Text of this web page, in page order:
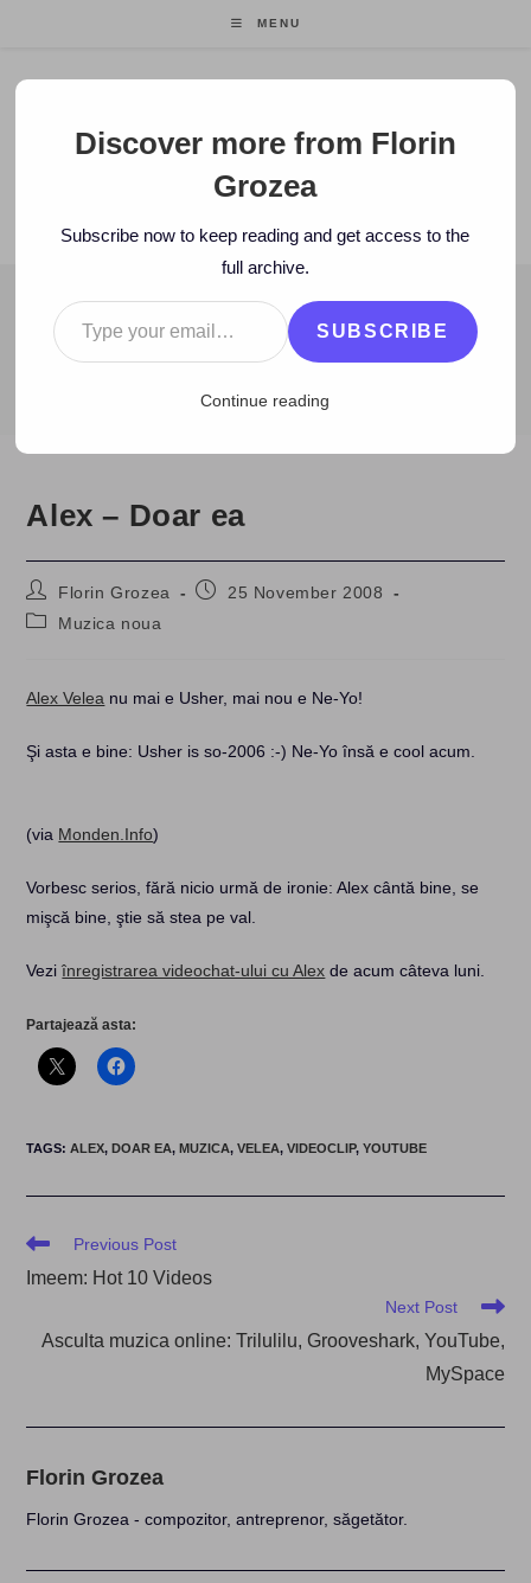
MENU
Florin Grozea
ENTREPRENEUR. FOUNDER/CEO MOCAPP.
BLOG
2008 > November > 25 > Muzica noua > Alex – Doar ea
Alex – Doar ea
Post
author:
Florin Grozea
Post25 November 2008
PostMuzica noua
Alex Velea nu mai e Usher, mai nou e Ne-Yo!
Şi asta e bine: Usher is so-2006 :-) Ne-Yo însă e cool acum.
(via Monden.Info)
Vorbesc serios, fără nicio urmă de ironie: Alex cântă bine, se
mişcă bine, ştie să stea pe val.
Veziînregistrarea videochat-ului cu Alex de acum câteva luni.
Partajează asta:
TAGS:ALEX, DOAR EA, MUZICA, VELEA, VIDEOCLIP, YOUTUBE
Read
articles
Previous Post
Imeem: Hot 10 Videos
Next Post
Asculta muzica online: Trilulilu, Grooveshark, YouTube,
MySpace
Florin Grozea
Florin Grozea - compozitor, antreprenor, săgetător.
Discover more from Florin
Grozea
Subscribe now to keep reading and get access to the
full archive.
Type your email…
SUBSCRIBE
Continue reading